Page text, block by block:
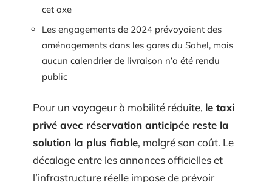
cet axe
Les engagements de 2024 prévoyaient des
aménagements dans les gares du Sahel, mais
aucun calendrier de livraison n’a été rendu
public
Pour un voyageur à mobilité réduite, le taxi
privé avec réservation anticipée reste la
solution la plus fiable, malgré son coût. Le
décalage entre les annonces officielles et
l’infrastructure réelle impose de prévoir